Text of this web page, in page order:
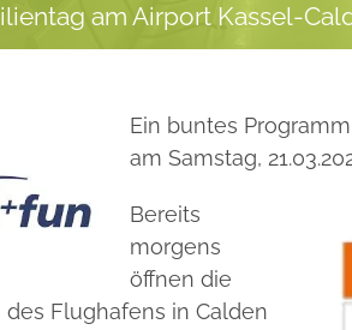
am Airport Kassel-
Ein buntes
am Samstag,
Bereits
morgens
öffnen die
des Flughafens in Calden